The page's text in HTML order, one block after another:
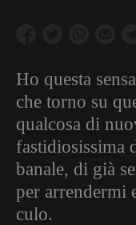
Ho questa
che torno su
qualcosa di
fastidiosissima
banale, di già
per arrendermi
culo.